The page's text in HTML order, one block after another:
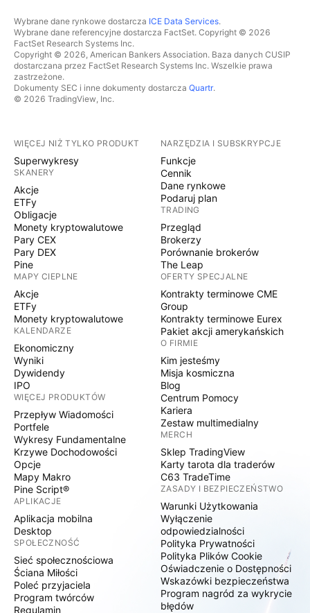
Wybrane dane rynkowe dostarcza ICE Data Services.
Wybrane dane referencyjne dostarcza FactSet. Copyright © 2026
FactSet Research Systems Inc.
Copyright © 2026, American Bankers Association. Baza danych CUSIP
dostarczana przez FactSet Research Systems Inc. Wszelkie prawa
zastrzeżone.
Dokumenty SEC i inne dokumenty dostarcza Quartr.
© 2026 TradingView, Inc.
WIĘCEJ NIŻ TYLKO PRODUKT
Superwykresy
SKANERY
Akcje
ETFy
Obligacje
Monety kryptowalutowe
Pary CEX
Pary DEX
Pine
MAPY CIEPLNE
Akcje
ETFy
Monety kryptowalutowe
KALENDARZE
Ekonomiczny
Wyniki
Dywidendy
IPO
WIĘCEJ PRODUKTÓW
Przepływ Wiadomości
Portfele
Wykresy Fundamentalne
Krzywe Dochodowości
Opcje
Mapy Makro
Pine Script®
APLIKACJE
Aplikacja mobilna
Desktop
SPOŁECZNOŚĆ
Sieć społecznościowa
Ściana Miłości
Poleć przyjaciela
Program twórców
Regulamin
NARZĘDZIA I SUBSKRYPCJE
Funkcje
Cennik
Dane rynkowe
Podaruj plan
TRADING
Przegląd
Brokerzy
Porównanie brokerów
The Leap
OFERTY SPECJALNE
Kontrakty terminowe CME
Group
Kontrakty terminowe Eurex
Pakiet akcji amerykańskich
O FIRMIE
Kim jesteśmy
Misja kosmiczna
Blog
Centrum Pomocy
Kariera
Zestaw multimedialny
MERCH
Sklep TradingView
Karty tarota dla traderów
C63 TradeTime
ZASADY I BEZPIECZEŃSTWO
Warunki Użytkowania
Wyłączenie
odpowiedzialności
Polityka Prywatności
Polityka Plików Cookie
Oświadczenie o Dostępności
Wskazówki bezpieczeństwa
Program nagród za wykrycie
błędów